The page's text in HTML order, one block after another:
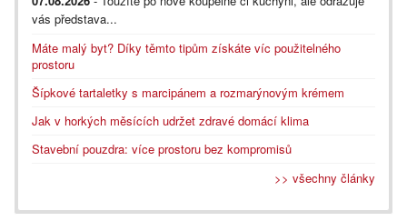
vás představa...
Máte malý byt? Díky těmto tipům získáte víc použitelného
prostoru
Šípkové tartaletky s marcipánem a rozmarýnovým krémem
Jak v horkých měsících udržet zdravé domácí klima
Stavební pouzdra: více prostoru bez kompromisů
>> všechny články